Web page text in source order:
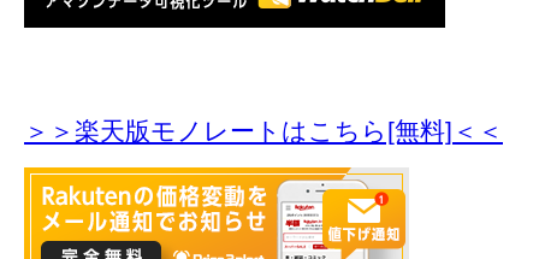
＞＞楽天版モノレートはこちら[無料]＜＜